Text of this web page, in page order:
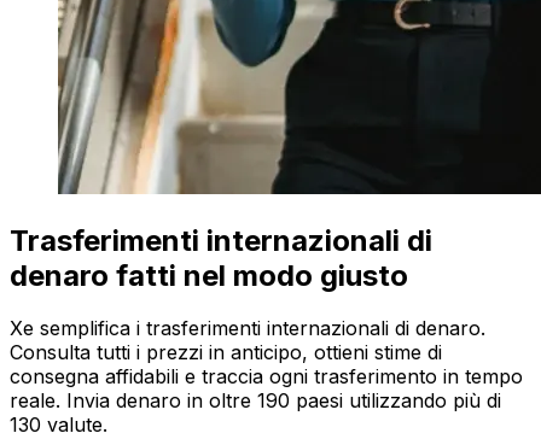
Trasferimenti internazionali di
denaro fatti nel modo giusto
Xe semplifica i trasferimenti internazionali di denaro.
Consulta tutti i prezzi in anticipo, ottieni stime di
consegna affidabili e traccia ogni trasferimento in tempo
reale. Invia denaro in oltre 190 paesi utilizzando più di
130 valute.